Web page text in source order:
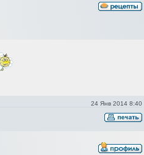
24 Янв 2014 8:40